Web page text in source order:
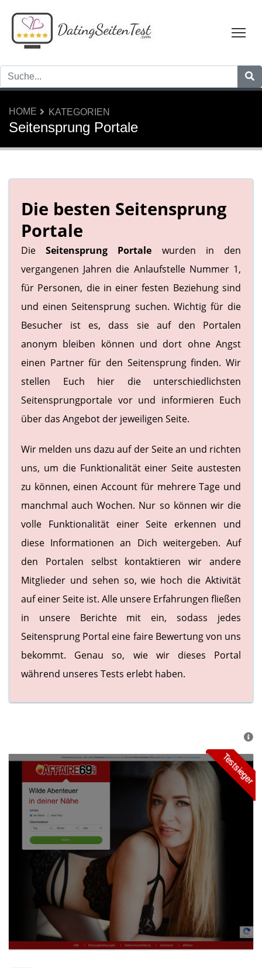
HOME KATEGORIEN
Seitensprung Portale
Die besten Seitensprung
Portale
DieSeitensprung Portale wurden in den
vergangenen Jahren die Anlaufstelle Nummer 1,
für Personen, die in einer festen Beziehung sind
und einen Seitensprung suchen. Wichtig für die
Besucher ist es, dass sie auf den Portalen
anonym bleiben können und dort ohne Angst
einen Partner für den Seitensprung finden. Wir
stellen Euch hier die unterschiedlichsten
Seitensprungportale vor und informieren Euch
über das Angebot der jeweiligen Seite.
Wir melden uns dazu auf der Seite an und richten
uns, um die Funktionalität einer Seite austesten
zu können, einen Account für mehrere Tage und
manchmal auch Wochen. Nur so können wir die
volle Funktionalität einer Seite erkennen und
diese Informationen an Dich weitergeben. Auf
den Portalen selbst kontaktieren wir andere
Mitglieder und sehen so, wie hoch die Aktivität
auf einer Seite ist. Alle unsere Erfahrungen fließen
in unsere Berichte mit ein, sodass jedes
Seitensprung Portal eine faire Bewertung von uns
bekommt. Genau so, wie wir dieses Portal
während unseres Tests erlebt haben.
Testsieger